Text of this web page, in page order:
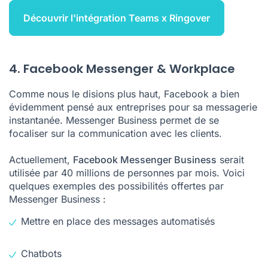
Découvrir l'intégration Teams x Ringover
4. Facebook Messenger & Workplace
Comme nous le disions plus haut, Facebook a bien
évidemment pensé aux entreprises pour sa messagerie
instantanée. Messenger Business permet de se
focaliser sur la communication avec les clients.
Actuellement, Facebook Messenger Business serait
utilisée par 40 millions de personnes par mois. Voici
quelques exemples des possibilités offertes par
Messenger Business :
Mettre en place des messages automatisés
Chatbots